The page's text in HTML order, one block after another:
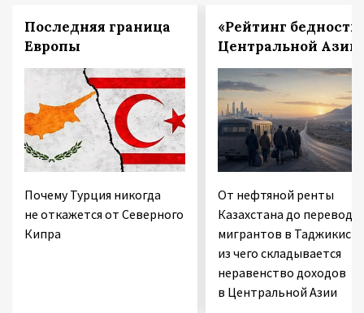
Последняя граница
Европы
Почему Турция никогда
не откажется от Северного
Кипра
«Рейтинг
Центральной Азии
От нефтяной ренты
Казахстана до
мигрантов в
из чего складывается
неравенство доходов
в Центральной Азии